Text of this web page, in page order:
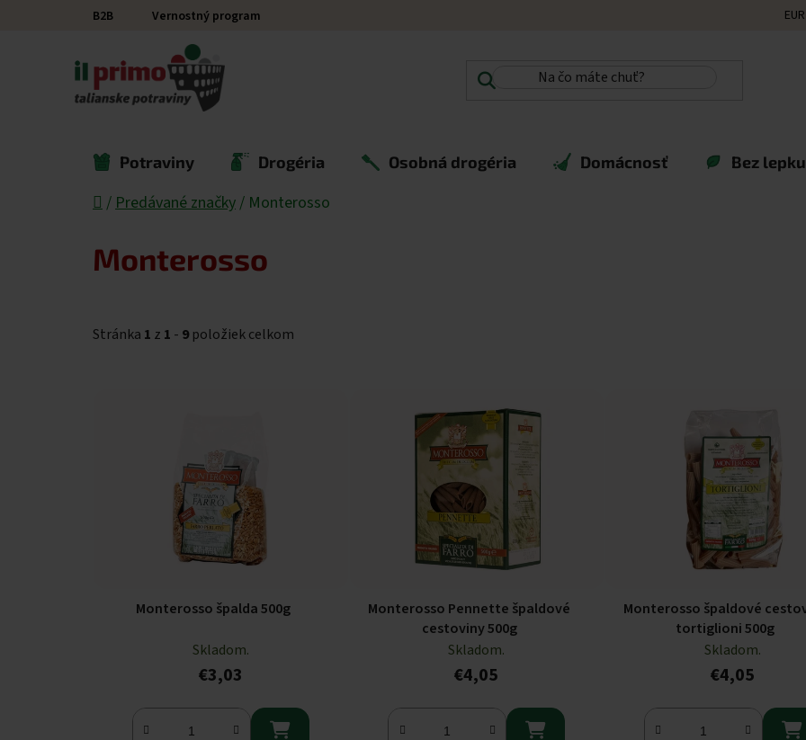
Prejsť na obsahB2B Vernostný program EUR
Potraviny Drogéria Osobná drogéria Domácnosť Bez
Domov
/ Predávané značky / Monterosso
Monterosso
Stránka 1 z 1 - 9 položiek celkom
Monterosso špalda 500g
Skladom.
€3,03

Monterosso Pennette špaldové
cestoviny 500g
Skladom.
€4,05

Monterosso špaldové
tortiglioni 500g
Skladom.
€4,05
